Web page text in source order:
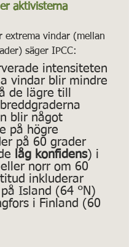
aktivisterna
extrema vindar (mellan
säger IPCC:
intensiteten
vindar blir mindre
de lägre till
blir något
på högre
på 60 grader
låg konfidens) i
norr om 60
inkluderar
Island (64 °N)
i Finland (60